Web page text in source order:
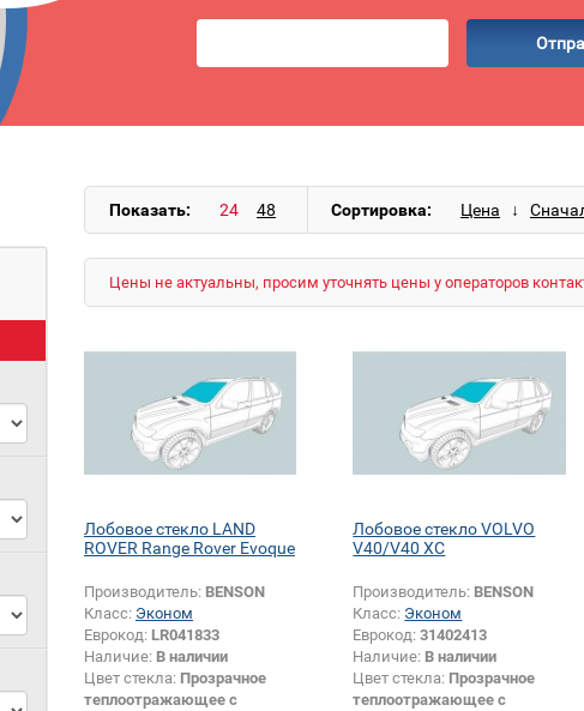
Показать: Сортировка:
Цены не актуальны, просим уточнять цены у операторов
Лобовое стекло LAND
ROVER Range Rover Evoque
Производитель: BENSON
Класс: Эконом
Еврокод: LR041833
Наличие: В наличии
Цвет стекла: Прозрачное
теплоотражающее с
Лобовое стекло VOLVO
V40/V40 XC
Производитель: BENSON
Класс: Эконом
Еврокод:31402413
Наличие: В наличии
Цвет стекла: Прозрачное
теплоотражающее с